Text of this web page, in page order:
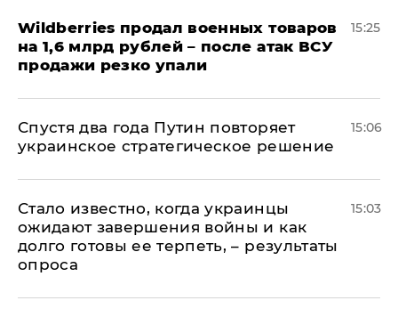
​Wildberries продал военных товаров
на 1,6 млрд рублей – после атак ВСУ
продажи резко упали
15:25
Спустя два года Путин повторяет
украинское стратегическое решение
15:06
Стало известно, когда украинцы
ожидают завершения войны и как
долго готовы ее терпеть, – результаты
опроса
15:03